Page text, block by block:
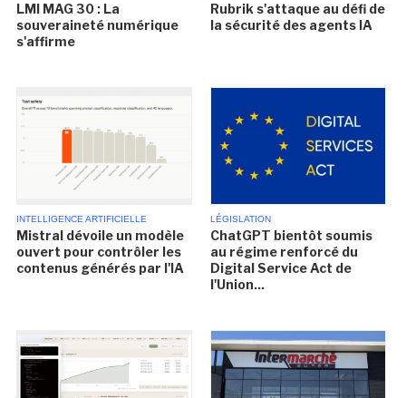
LMI MAG 30 : La
souveraineté numérique
s'affirme
Rubrik s'attaque au défi de
la sécurité des agents IA
INTELLIGENCE ARTIFICIELLE
Mistral dévoile un modèle
ouvert pour contrôler les
contenus générés par l'IA
LÉGISLATION
ChatGPT bientôt soumis
au régime renforcé du
Digital Service Act de
l'Union...